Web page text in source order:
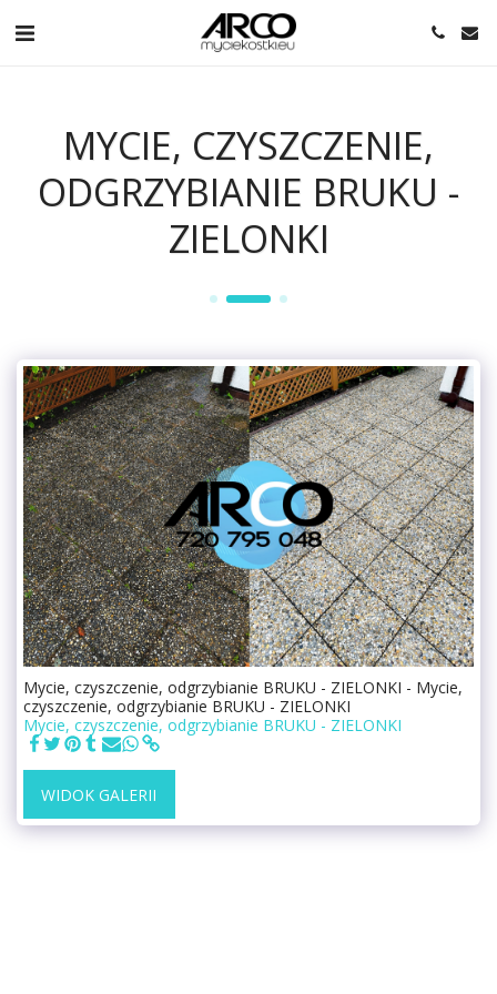
MYCIE, CZYSZCZENIE,
ODGRZYBIANIE BRUKU -
ZIELONKI
Mycie, czyszczenie, odgrzybianie BRUKU - ZIELONKI - Mycie,
czyszczenie, odgrzybianie BRUKU - ZIELONKI
Mycie, czyszczenie, odgrzybianie BRUKU - ZIELONKI
WIDOK GALERII